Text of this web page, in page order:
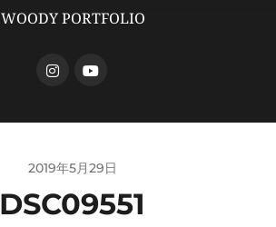
WOODY PORTFOLIO
2019年5月29日
DSC09551